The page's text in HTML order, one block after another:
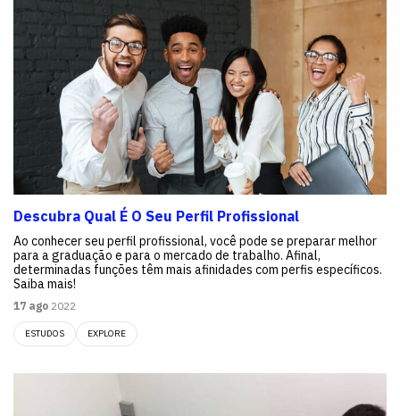
Descubra Qual É O Seu Perfil Profissional
Ao conhecer seu perfil profissional, você pode se preparar melhor
para a graduação e para o mercado de trabalho. Afinal,
determinadas funções têm mais afinidades com perfis específicos.
Saiba mais!
17 ago 2022
ESTUDOS EXPLORE